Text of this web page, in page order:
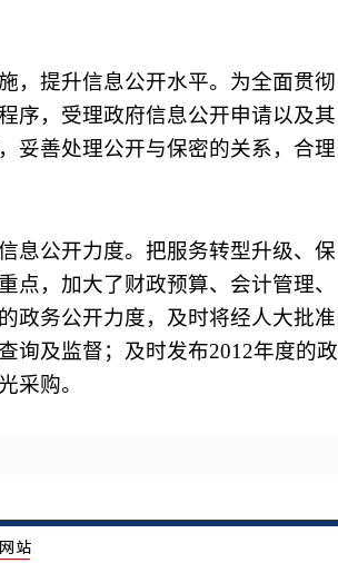
，提升信息公开水平。为全面贯彻
序，受理政府信息公开申请以及其
妥善处理公开与保密的关系，合理
息公开力度。把服务转型升级、保
点，加大了财政预算、会计管理、
政务公开力度，及时将经人大批准
询及监督；及时发布2012年度的政
采购。
开的重点内容。对公开的内容和形
时调整、补充和修改。